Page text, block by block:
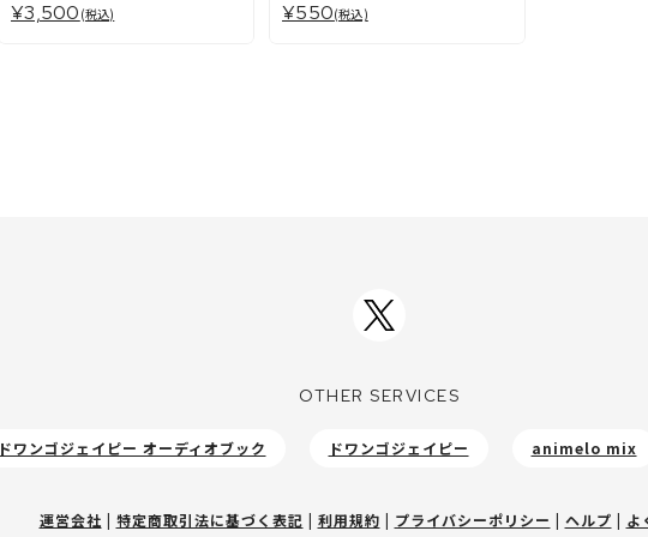
¥3,500 (税込) ¥550(税込)
OTHER SERVICES
ドワンゴジェイピー オーディオブック ドワンゴジェイピー animelo mix
運営会社 | 特定商取引法に基づく表記 | 利用規約 | プライバシーポリシー | ヘルプ | よ